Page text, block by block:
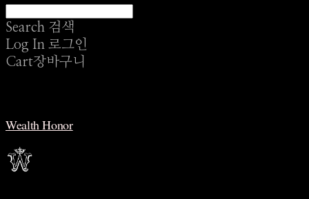
Search 검색
Log In 로그인
Cart장바구니
Wealth Honor